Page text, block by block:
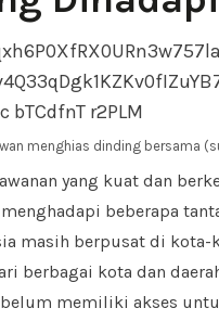
menghias dinding bersama
yang kuat dan
beberapa
masih berpusat di
berbagai kota dan
memiliki akses